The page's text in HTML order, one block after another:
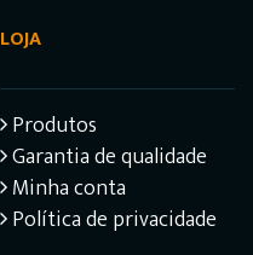
LOJA
Produtos
Garantia de qualidade
Minha conta
Política de privacidade